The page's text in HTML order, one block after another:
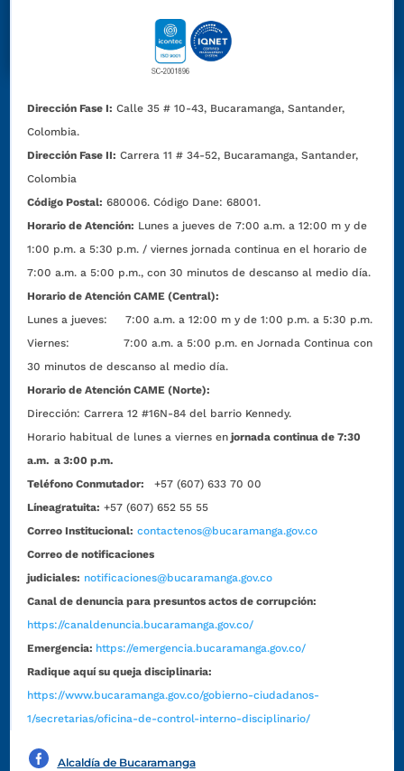
Dirección Fase I: Calle 35 # 10-43, Bucaramanga, Santander,
Colombia.
Dirección Fase II: Carrera 11 # 34-52, Bucaramanga, Santander,
Colombia
Código Postal: 680006. Código Dane: 68001.
Horario de Atención: Lunes a jueves de 7:00 a.m. a 12:00 m y de
1:00 p.m. a 5:30 p.m. / viernes jornada continua en el horario de
7:00 a.m. a 5:00 p.m., con 30 minutos de descanso al medio día.
Horario de Atención CAME (Central):
Lunes a jueves: 7:00 a.m. a 12:00 m y de 1:00 p.m. a 5:30 p.m.
Viernes: 7:00 a.m. a 5:00 p.m. en Jornada Continua con
30 minutos de descanso al medio día.
Horario de Atención CAME (Norte):
Dirección:Carrera 12 #16N-84 del barrio Kennedy.
Horario habitual de lunes a viernes en jornada continua de 7:30
a.m. a 3:00 p.m.
Teléfono Conmutador:
+57 (607) 633 70 00
Líneagratuita: +57 (607) 652 55 55
Correo Institucional: contactenos@bucaramanga.gov.co
Correo de notificaciones
judiciales: notificaciones@bucaramanga.gov.co
Canal de denuncia para presuntos actos de corrupción:
https://canaldenuncia.bucaramanga.gov.co/
Emergencia: https://emergencia.bucaramanga.gov.co/
Radique aquí su queja disciplinaria:
https://www.bucaramanga.gov.co/gobierno-ciudadanos-
1/secretarias/oficina-de-control-interno-disciplinario/
Alcaldía de Bucaramanga